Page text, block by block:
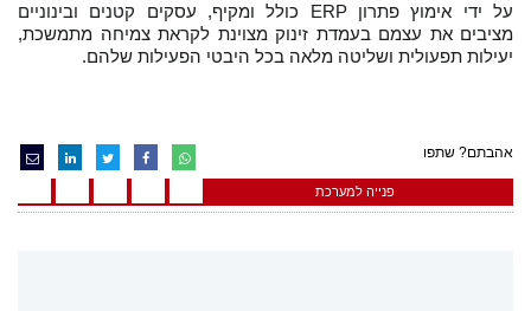
על ידי אימוץ פתרון ERP כולל ומקיף, עסקים קטנים ובינוניים
מציבים את עצמם בעמדת זינוק מצוינת לקראת צמיחה מתמשכת,
יעילות תפעולית ושליטה מלאה בכל היבטי הפעילות שלהם.
אהבתם? שתפו
פנייה למערכת